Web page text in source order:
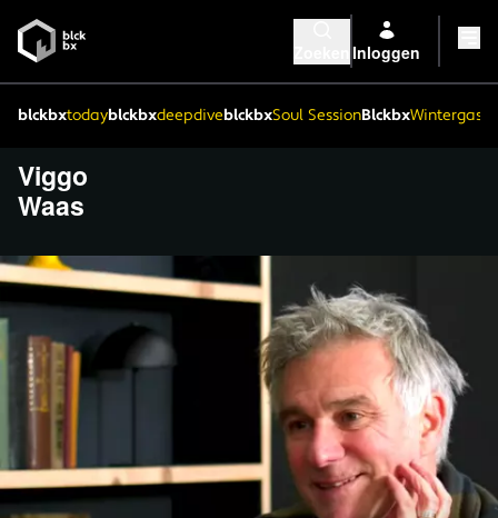
Inloggen
blckbxtodayblckbxdeepdiveblckbxSoul SessionBlckbx
Viggo
Waas